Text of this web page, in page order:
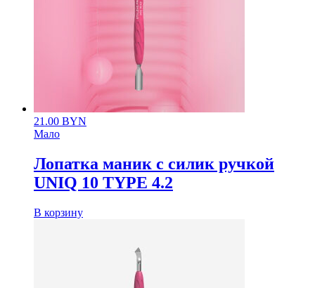
21.00 BYN
Мало
Лопатка маник с силик ручкой
UNIQ 10 TYPE 4.2
В корзину